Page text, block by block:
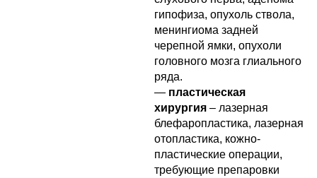
гипофиза, опухоль ствола,
менингиома задней
черепной ямки, опухоли
головного мозга глиального
ряда.
— пластическая
хирургия – лазерная
блефаропластика, лазерная
отопластика, кожно-
пластические операции,
требующие препаровки